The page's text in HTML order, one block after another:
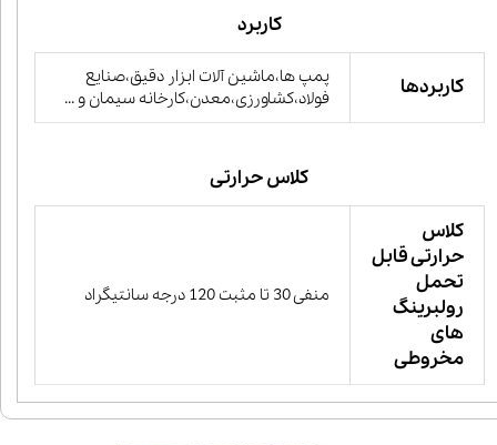
کاربرد
کاربردها
پمپ ها،ماشین آلات ابزار دقیق،صنایع
فولاد،کشاورزی،معدن،کارخانه سیمان و ...
کلاس حرارتی
کلاس
حرارتی قابل
تحمل
رولبرینگ
های
مخروطی
منفی 30 تا مثبت 120 درجه سانتیگراد